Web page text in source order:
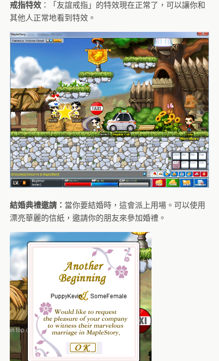
戒指特效 ：「友誼戒指」的特效現在正常了，可以讓你和
其他人正常地看到特效。
結婚典禮邀請： 當你要結婚時，這會派上用場。可以使用
漂亮華麗的信紙，邀請你的朋友來參加婚禮。